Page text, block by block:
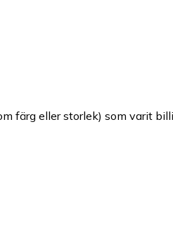
färg eller storlek) som varit